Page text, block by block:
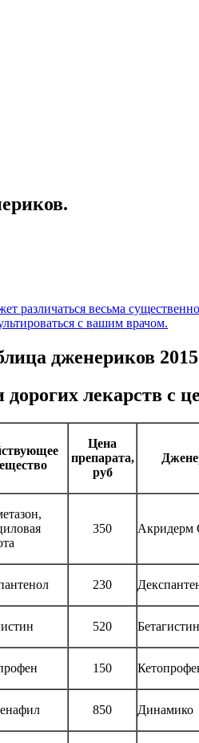
различаться весьма
с вашим врачом.
дженериков
дорогих лекарств с
Цена
препарата,
руб
350 Акридерм
230
520 Бетагистин
150
850 Динамико